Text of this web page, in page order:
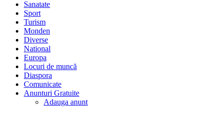
Sanatate
Sport
Turism
Monden
Diverse
National
Europa
Locuri de muncă
Diaspora
Comunicate
Anunturi Gratuite
Adauga anunt